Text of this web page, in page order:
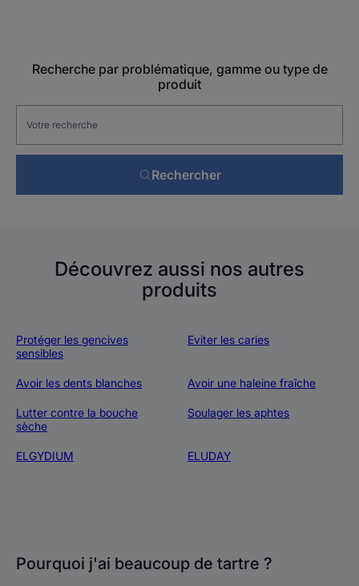
Recherche par problématique, gamme ou type de
produit
Rechercher
Découvrez aussi nos autres
produits
Protéger les gencives
sensibles
Eviter les caries
Avoir les dents blanches Avoir une haleine fraîche
Lutter contre la bouche
sèche
Soulager les aphtes
ELGYDIUM ELUDAY
Pourquoi j'ai beaucoup de tartre ?